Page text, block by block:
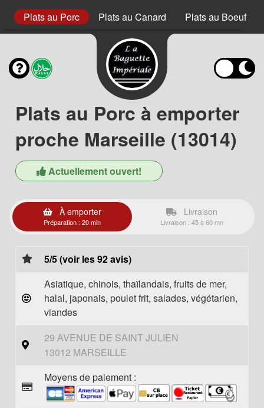
Plats au Porc Plats au Canard Plats au Boeuf
Plats au Porc à emporter
proche Marseille (13014)
Actuellement ouvert!
À emporter
Préparation : 20 min
Livraison
Livraison : 45 à 60 mn
5/5 (voir les 92 avis)
Asiatique, chinois, thaïlandais, fruits de mer,
halal, japonais, poulet frit, salades, végétarien,
viandes
29 AVENUE DE SAINT JULIEN
13012 MARSEILLE
Moyens de paiement :